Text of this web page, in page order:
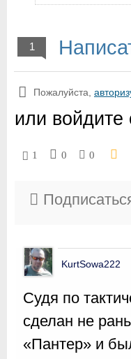
1
Пожалуйста,
или
1 0 0
KurtSowa222
Судя по
сделан не
«Пантер» и